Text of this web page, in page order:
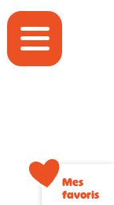
Mes
favoris